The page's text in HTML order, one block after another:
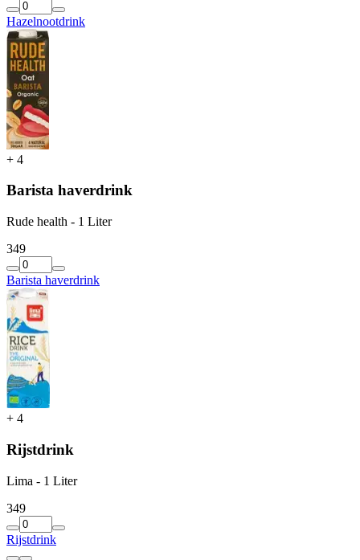
Hazelnootdrink
+ 4
Barista haverdrink
Rude health - 1 Liter
349
Barista haverdrink
+ 4
Rijstdrink
Lima - 1 Liter
349
Rijstdrink